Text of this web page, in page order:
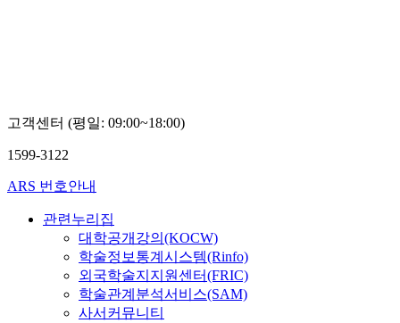
고객센터 (평일: 09:00~18:00)
1599-3122
ARS 번호안내
관련누리집
대학공개강의(KOCW)
학술정보통계시스템(Rinfo)
외국학술지지원센터(FRIC)
학술관계분석서비스(SAM)
사서커뮤니티